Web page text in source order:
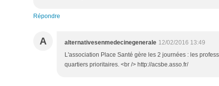
Répondre
A alternativesenmedecinegenerale 12/02/2016 13:49
L'association Place Santé gère les 2 journées : les
quartiers prioritaires. <br /> http://acsbe.asso.fr/